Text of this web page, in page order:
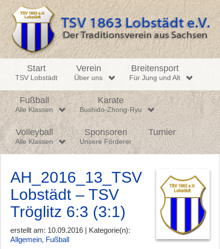
Start
TSV Lobstädt
Verein
Über uns
Breitensport
Für Jung und Alt
Fußball
Alle Klassen
Karate
Bushido-Zhong-Ryu
Volleyball
Alle Klassen
Sponsoren
Unsere Förderer
Turnier
AH_2016_13_TSV
Lobstädt – TSV
Tröglitz 6:3 (3:1)
erstellt am: 10.09.2016 | Kategorie(n):
Allgemein, Fußball